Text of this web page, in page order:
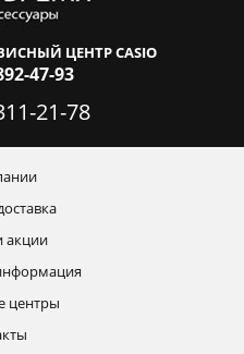
ЦЕНТР CASIO
47-93
21-78
акции
центры